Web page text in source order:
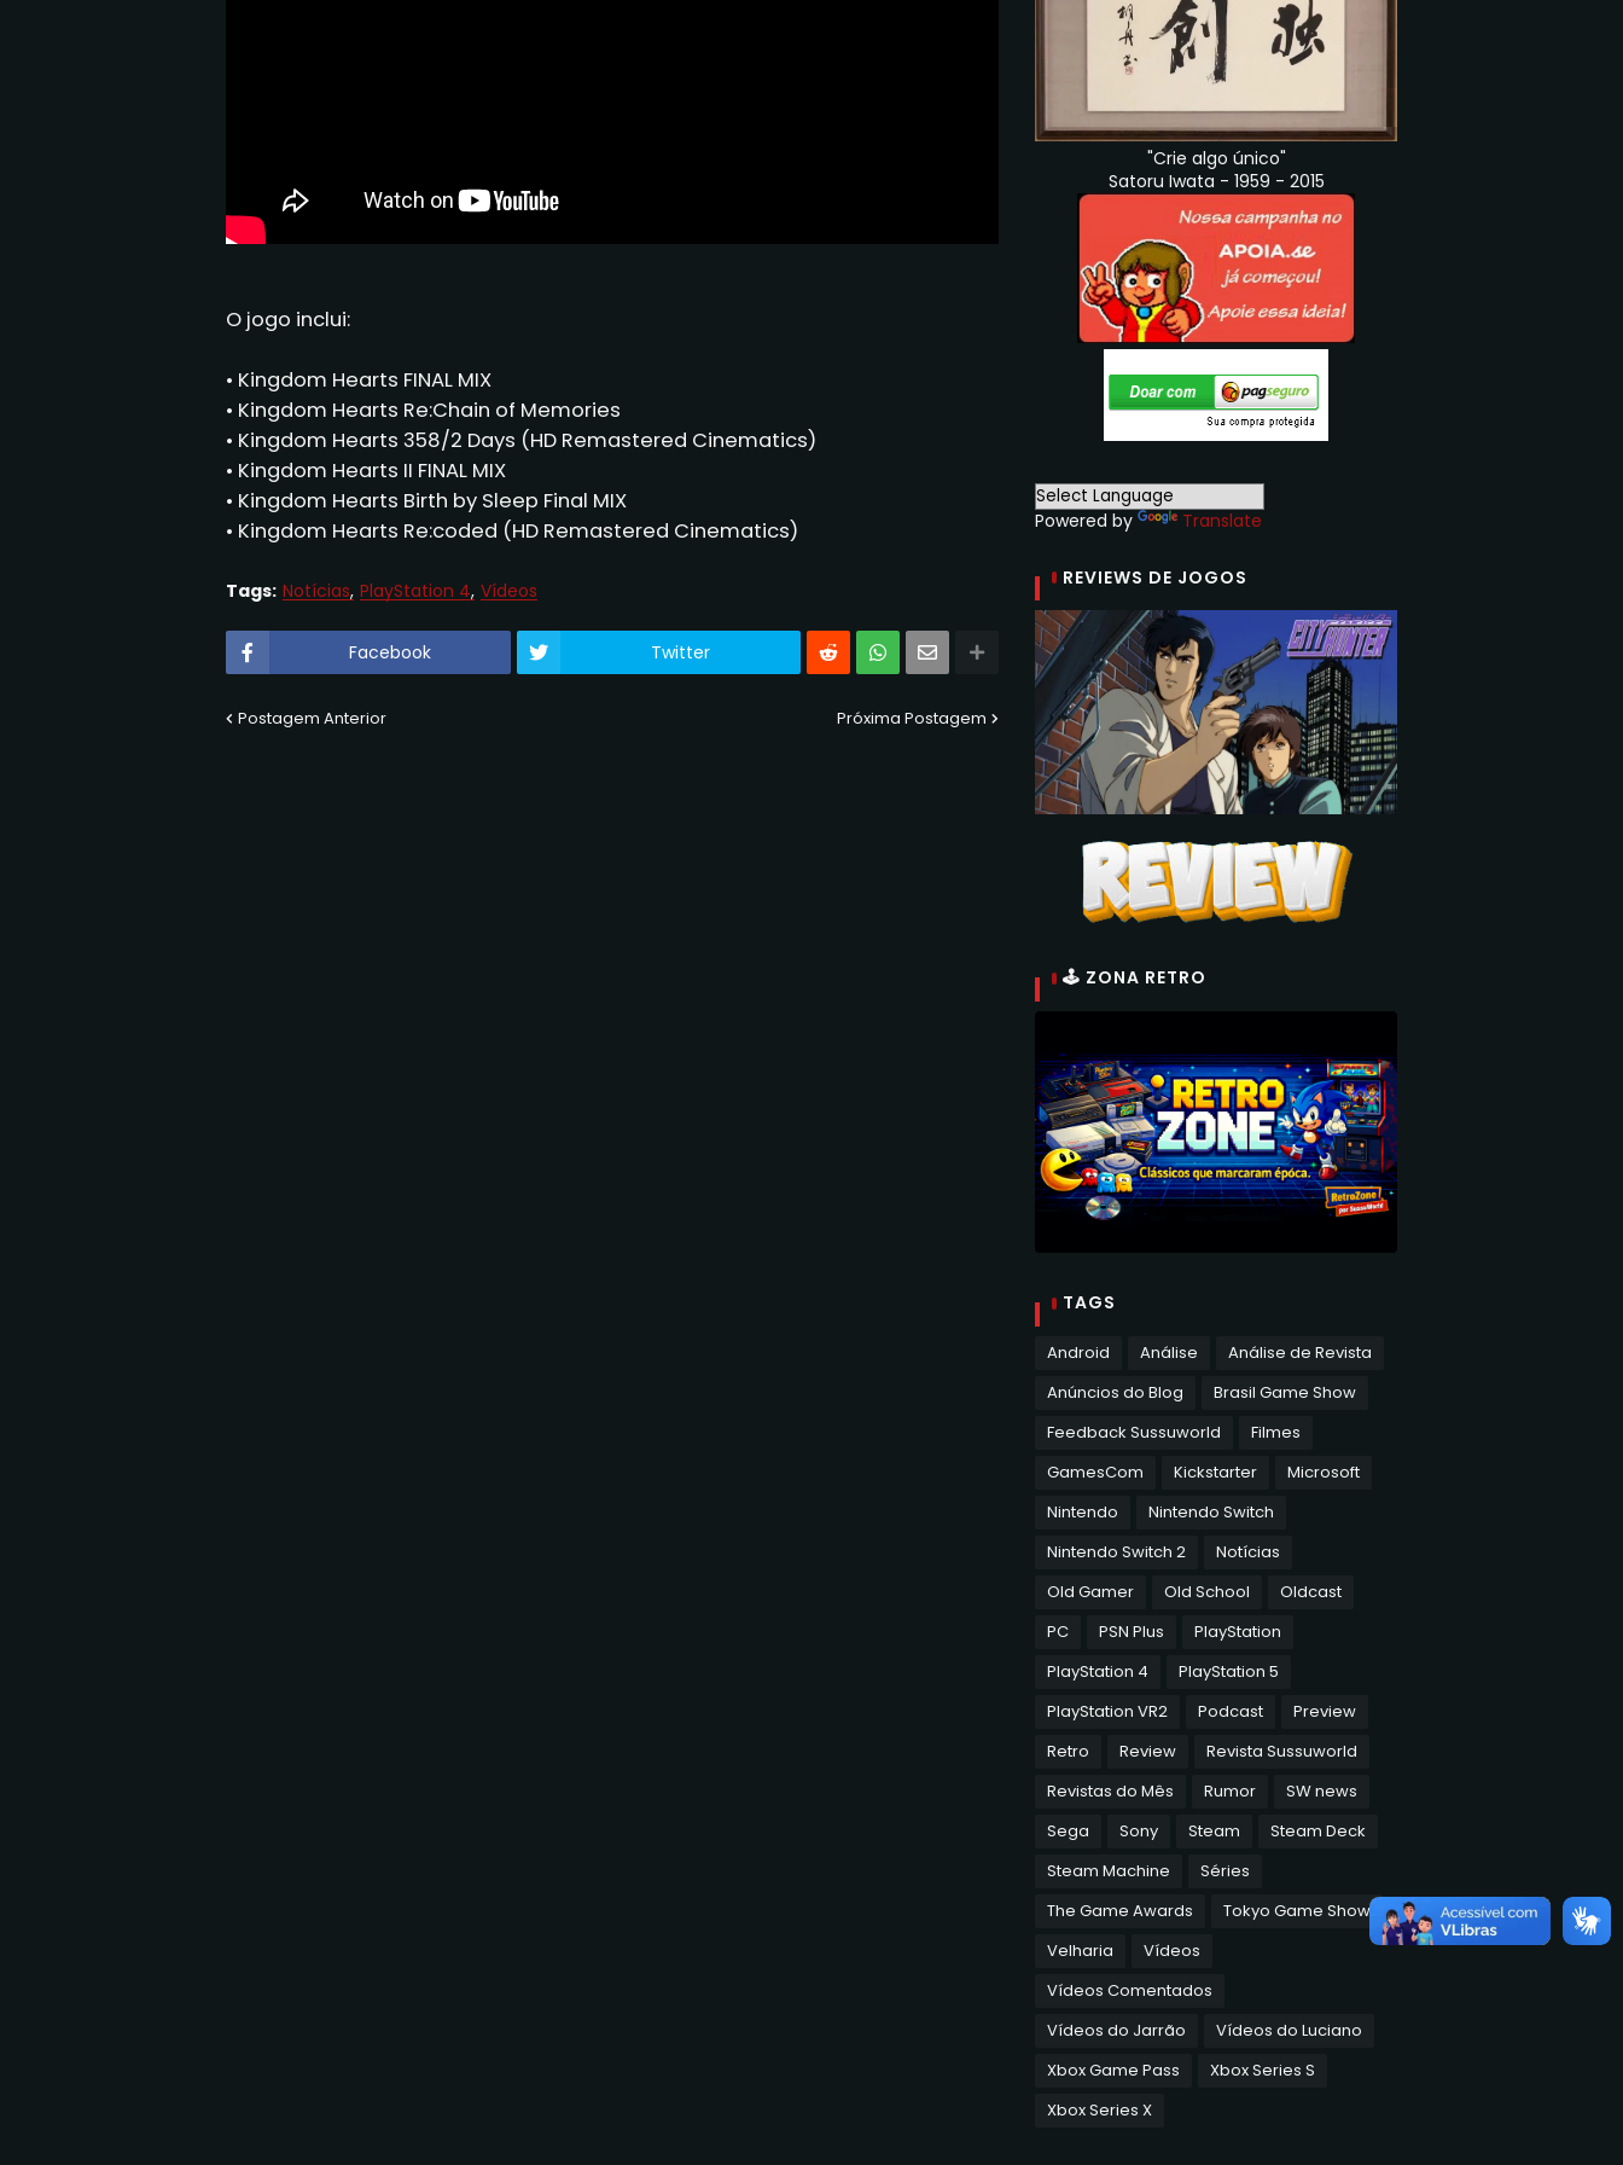
O jogo inclui:
• Kingdom Hearts FINAL MIX
• Kingdom Hearts Re:Chain of Memories
• Kingdom Hearts 358/2 Days (HD Remastered Cinematics)
• Kingdom Hearts II FINAL MIX
• Kingdom Hearts Birth by Sleep Final MIX
• Kingdom Hearts Re:coded (HD Remastered Cinematics)
Tags: Notícias PlayStation 4 Vídeos
Facebook Twitter
Postagem Anterior Próxima Postagem
"Crie algo único"
Satoru Iwata - 1959 - 2015
Powered by Translate
REVIEWS DE JOGOS
🕹 ZONA RETRO
TAGS
Android Análise
Análise de Revista
Anúncios do Blog
Brasil Game Show
Feedback Sussuworld
Filmes
GamesCom
Kickstarter
Microsoft
Nintendo
Nintendo Switch
Nintendo Switch 2
Notícias
Old Gamer
Old School
Oldcast
PC
PSN Plus
PlayStation
PlayStation 4
PlayStation 5
PlayStation VR2
Podcast
Preview
Retro
Review
Revista Sussuworld
Revistas do Mês
Rumor
SW news
Sega
Sony Steam
Steam Deck
Steam Machine
Séries
The Game Awards
Tokyo Game Show
Velharia
Vídeos
Vídeos Comentados
Vídeos do Jarrão
Vídeos do Luciano
Xbox Game Pass
Xbox Series S
Xbox Series X